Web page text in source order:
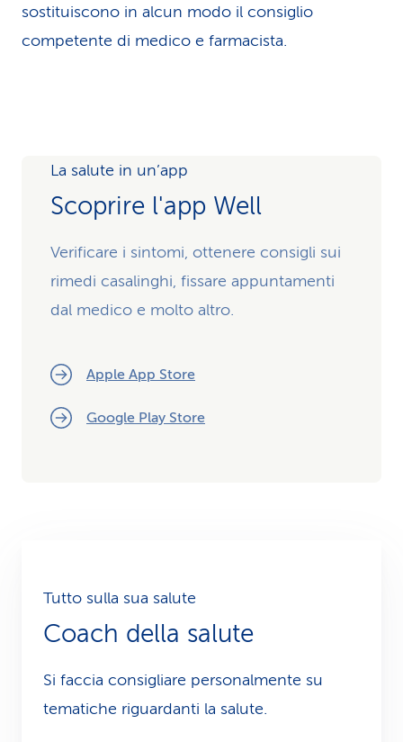
sostituiscono in alcun modo il consiglio
competente di medico e farmacista.
La salute in un’app
Scoprire l'app Well
Verificare i sintomi, ottenere consigli sui
rimedi casalinghi, fissare appuntamenti
dal medico e molto altro.
Apple App Store
Google Play Store
Tutto sulla sua salute
Coach della salute
Si faccia consigliare personalmente su
tematiche riguardanti la salute.